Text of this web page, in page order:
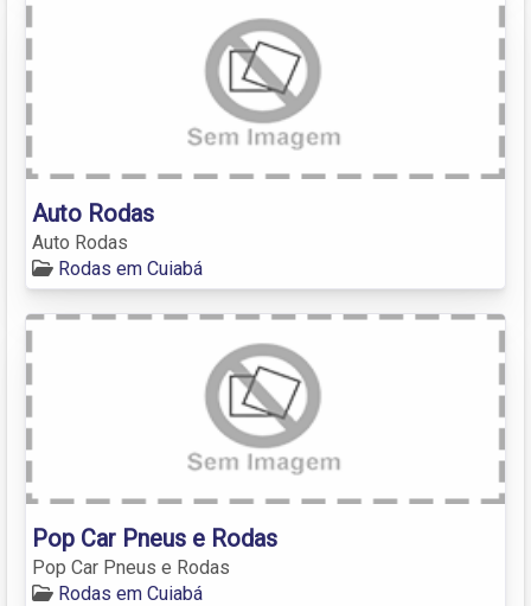
Auto Rodas
Auto Rodas
Rodas em Cuiabá
Pop Car Pneus e Rodas
Pop Car Pneus e Rodas
Rodas em Cuiabá